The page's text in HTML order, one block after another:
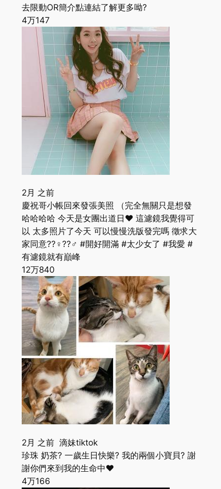
去限動OR簡介點連結了解更多呦?
4万147
2月 之前
慶祝哥小帳回來發張美照 （完全無關只是想發
哈哈哈哈 今天是女團出道日❤️ 這濾鏡我覺得可
以 太多照片了今天 可以慢慢洗版發完嗎 徵求大
家同意??‍♀️??‍♂️ #開好開滿 #太少女了 #我愛 #
有濾鏡就有巔峰
12万840
2月 之前 滴妹tiktok
珍珠 奶茶? 一歲生日快樂? 我的兩個小寶貝? 謝
謝你們來到我的生命中❤️
4万166